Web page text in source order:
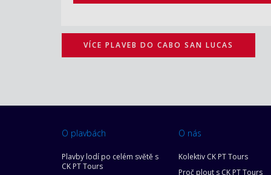
VÍCE PLAVEB DO CABO SAN LUCAS
O plavbách
Plavby lodí po celém světě s
CK PT Tours
O nás
Kolektiv CK PT Tours
Proč plout s CK PT Tours